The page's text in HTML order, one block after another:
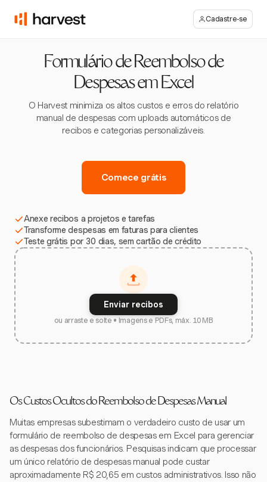
Cadastre-se
Formulário de Reembolso de
Despesas em Excel
O Harvest minimiza os altos custos e erros do relatório
manual de despesas com uploads automáticos de
recibos e categorias personalizáveis.
Comece grátis
Anexe recibos a projetos e tarefas
Transforme despesas em faturas para clientes
Teste grátis por 30 dias, sem cartão de crédito
Enviar recibos
ou arraste e solte • Imagens e PDFs, máx. 10 MB
Os Custos Ocultos do Reembolso de Despesas Manual
Muitas empresas subestimam o verdadeiro custo de usar um
formulário de reembolso de despesas em Excel para gerenciar
as despesas dos funcionários. Pesquisas indicam que processar
um único relatório de despesas manual pode custar
aproximadamente R$ 20,65 em custos administrativos. Isso não